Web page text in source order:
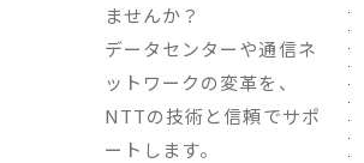
ませんか？
データセンターや通信ネ
ットワークの変革を、
NTTの技術と信頼でサポ
ートします。